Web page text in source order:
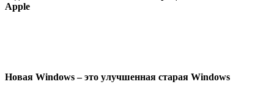
Apple
Новая Windows – это улучшенная старая Windows